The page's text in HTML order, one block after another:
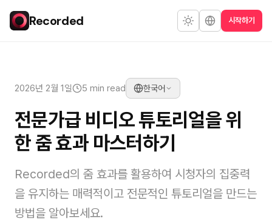
Recorded 시작하기
2026년 2월 1일 5 min read 한국어
전문가급 비디오 튜토리얼을 위
한 줌 효과 마스터하기
Recorded의 줌 효과를 활용하여 시청자의 집중력
을 유지하는 매력적이고 전문적인 튜토리얼을 만드는
방법을 알아보세요.